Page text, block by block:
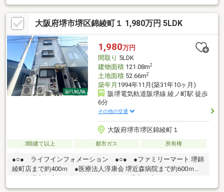
は事前にお電話でご予約ください。お問合せお待ちしておりま
す！
大阪府堺市堺区錦綾町１ 1,980万円 5LDK
1,980万円
間取り 5LDK
建物面積121.08m2
土地面積52.66m2
築年月 1994年11月(築31年10ヶ月)
阪堺電気軌道阪堺線 綾ノ町駅 徒歩
6分
その他の交通
大阪府堺市堺区錦綾町１
3階建て以上 都市ガス 所有権
●○● ライフインフォメーション ●○● ●ファミリーマート 堺錦
綾町店まで約400ｍ ●医療法人淳康会 堺近森病院まで約600ｍ
●万代 堺高須店まで約650ｍ ●コーナン堺高須店まで約700ｍ※下
水道隣地から引き込み（隣地との覚書あり）※容積率オ－バ－再